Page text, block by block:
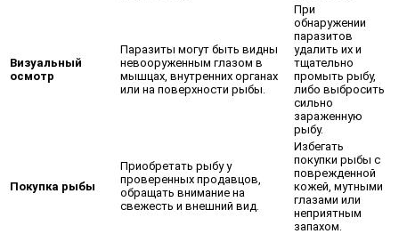
Визуальный
осмотр
Паразиты могут быть видны
невооруженным глазом в
мышцах, внутренних органах
или на поверхности рыбы.
При
обнаружении
паразитов
удалить их и
тщательно
промыть рыбу,
либо выбросить
сильно
зараженную
рыбу.
Покупка рыбы
Приобретать рыбу у
проверенных продавцов,
обращать внимание на
свежесть и внешний вид.
Избегать
покупки рыбы с
поврежденной
кожей, мутными
глазами или
неприятным
запахом.